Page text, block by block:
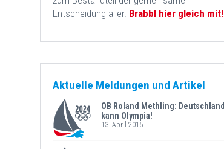
Entscheidung aller. Brabbl hier gleich mit!
Aktuelle Meldungen und Artikel
OB Roland Methling: Deutschland
kann Olympia!
13. April 2015